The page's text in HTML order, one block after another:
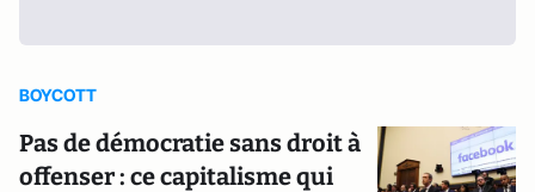
BOYCOTT
Pas de démocratie sans droit à
offenser : ce capitalisme qui